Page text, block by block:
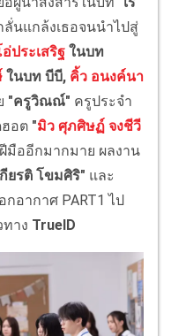
นแกล้งเธอจนนำไปสู่
ประเสริฐ ในบท
ในบท บีบี, คิ้ว อนงค์นา
"ครูวิณณ์" ครูประจำ
อต "มิว ศุภศิษฏ์ จงชีวี
มืออีกมากมาย ผลงาน
ยรติ โขมศิริ" และ
อากาศ PART1 ไป
าง TrueID